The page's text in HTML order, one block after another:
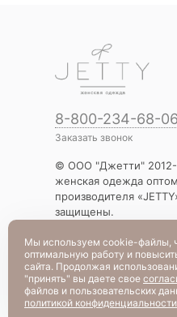
8-800-234-68-06
Заказать звонок
© ООО "Джетти"
женская одежда
производителя
защищены.
условия их
действительны по
текущую дату.
Мы используем cookie-файлы,
оптимальную работу и
сайта. Продолжая
"принять" вы даете свое
файлов и пользовательских
политикой конфиденциальности